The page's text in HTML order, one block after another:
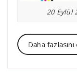
20 Eylül
Daha fazlasını